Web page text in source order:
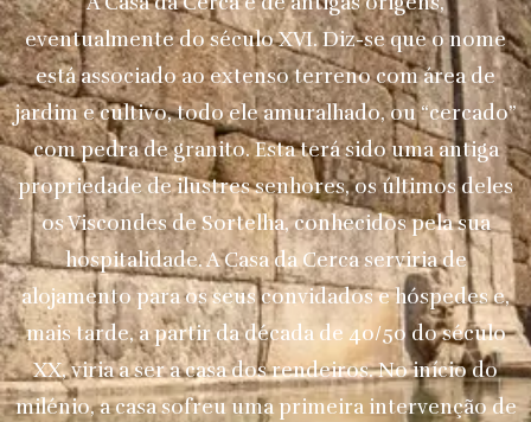
eventualmente do século XVI. Diz-se que o nome
está associado ao extenso terreno com área de
jardim e cultivo, todo ele amuralhado, ou “cercado”
com pedra de granito. Esta terá sido uma antiga
propriedade de ilustres senhores, os últimos deles
os Viscondes de Sortelha, conhecidos pela sua
hospitalidade. A Casa da Cerca serviria de
alojamento para os seus convidados e hóspedes e,
mais tarde, a partir da década de 40/50 do século
XX, viria a ser a casa dos rendeiros. No início do
milénio, a casa sofreu uma primeira intervenção de